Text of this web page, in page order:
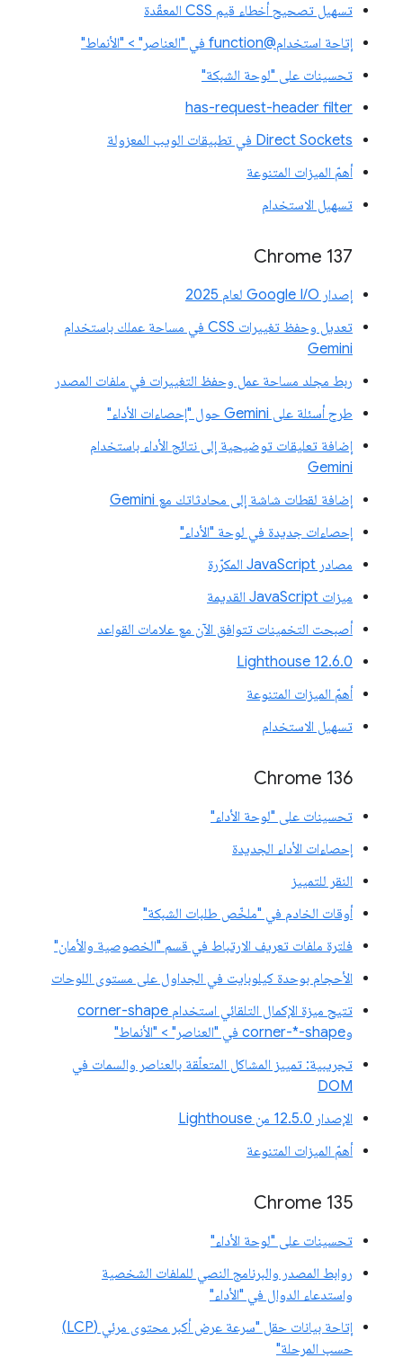
تسهيل تصحيح أخطاء قيم CSS المعقّدة
إتاحة استخدام@function في "العناصر" > "الأنماط"
تحسينات على "لوحة الشبكة"
has-request-header filter
Direct Sockets في تطبيقات الويب المعزولة
أهمّ الميزات المتنوعة
تسهيل الاستخدام
‫Chrome 137
إصدار Google I/O لعام 2025
تعديل وحفظ تغييرات CSS في مساحة عملك باستخدام
Gemini
ربط مجلد مساحة عمل وحفظ التغييرات في ملفات المصدر
طرح أسئلة على Gemini حول "إحصاءات الأداء"
إضافة تعليقات توضيحية إلى نتائج الأداء باستخدام
Gemini
إضافة لقطات شاشة إلى محادثاتك مع Gemini
إحصاءات جديدة في لوحة "الأداء"
مصادر JavaScript المكرّرة
ميزات JavaScript القديمة
أصبحت التخمينات تتوافق الآن مع علامات القواعد
‫Lighthouse 12.6.0
أهمّ الميزات المتنوعة
تسهيل الاستخدام
Chrome 136
تحسينات على "لوحة الأداء"
إحصاءات الأداء الجديدة
النقر للتمييز
أوقات الخادم في "ملخّص طلبات الشبكة"
فلترة ملفات تعريف الارتباط في قسم "الخصوصية والأمان"
الأحجام بوحدة كيلوبايت في الجداول على مستوى اللوحات
تتيح ميزة الإكمال التلقائي استخدام corner-shape
وcorner-*-shape في "العناصر" > "الأنماط"
تجريبية: تمييز المشاكل المتعلّقة بالعناصر والسمات في
DOM
الإصدار 12.5.0 من Lighthouse
أهمّ الميزات المتنوعة
Chrome 135
تحسينات على "لوحة الأداء"
روابط المصدر والبرنامج النصي للملفات الشخصية
واستدعاء الدوال في "الأداء"
إتاحة بيانات حقل "سرعة عرض أكبر محتوى مرئي (LCP)
حسب المرحلة"